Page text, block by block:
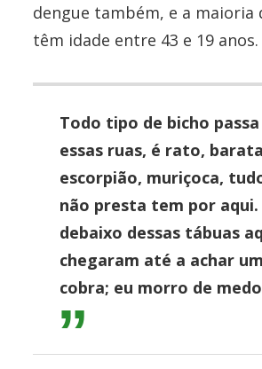
dengue também, e a maioria
têm idade entre 43 e 19 anos.
Todo tipo de bicho
essas ruas, é rato,
escorpião, muriçoca,
não presta tem por
debaixo dessas tábuas
chegaram até a achar
cobra; eu morro de medo